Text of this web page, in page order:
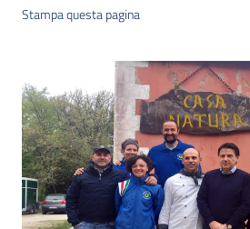
Stampa questa pagina